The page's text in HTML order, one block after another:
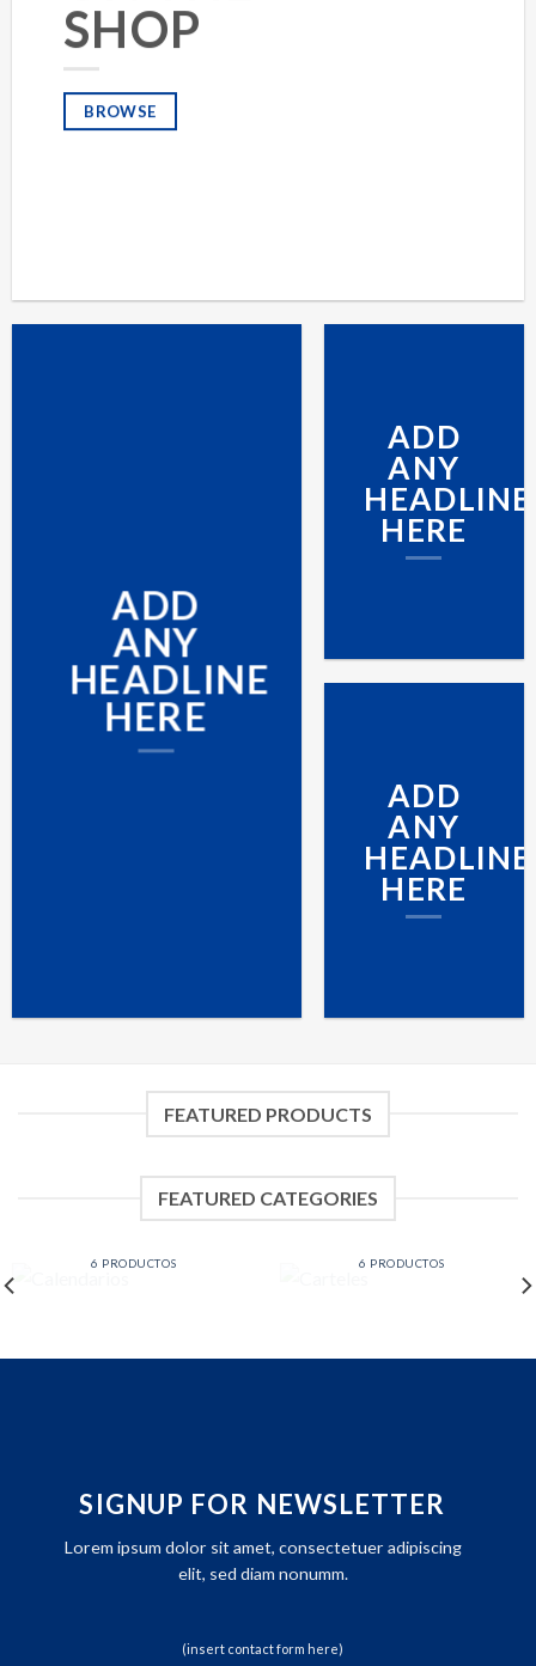
SHOP
BROWSE
ADD
ANY
HEADLINE
HERE
ADD
ANY
HEADLINE
HERE
ADD
ANY
HEADLINE
HERE
FEATURED PRODUCTS
FEATURED CATEGORIES
6 PRODUCTOS 6 PRODUCTOS
SIGNUP FOR NEWSLETTER
Lorem ipsum dolor sit amet, consectetuer adipiscing
elit, sed diam nonumm.
(insert contact form here)